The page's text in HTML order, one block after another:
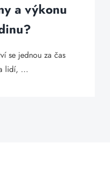
a výkonu
se jednou za čas
lidí, ...